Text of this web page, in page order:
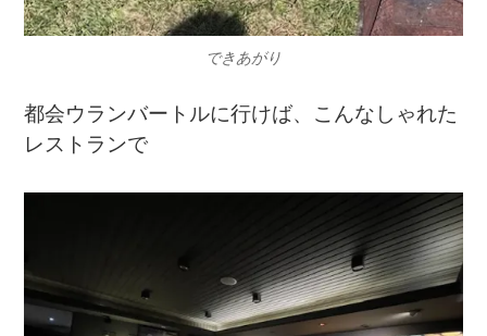
できあがり
都会ウランバートルに行けば、こんなしゃれた
レストランで